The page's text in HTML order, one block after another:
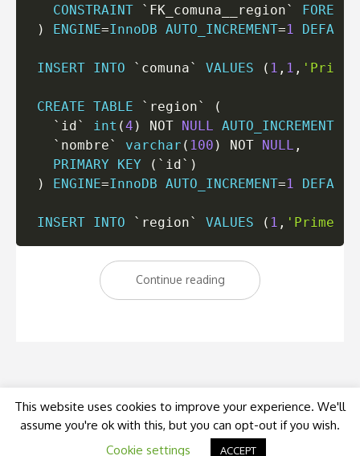
CONSTRAINT
` FK_comuna__region`
FOREIGN
)
ENGINE=InnoDB AUTO_INCREMENT=1 DEFAULT
INSERT INTO ` comuna` VALUES ( 1 , 1 ,
CREATE TABLE ` region`
(
` id` int (4 ) NOT NULL AUTO_INCREMENT
` nombre` varchar ( 100 ) NOT NULL ,
PRIMARY
KEY ( ` id` )
)
ENGINE=InnoDB AUTO_INCREMENT=1 DEFAULT
INSERT INTO ` region` VALUES ( 1 , 'Primera
Continue reading«Select
anidado
© Kumbia Team
This website uses cookies to improve your experience. We'll
assume you're ok with this, but you can opt-out if you wish.
Cookie settings
ACCEPT